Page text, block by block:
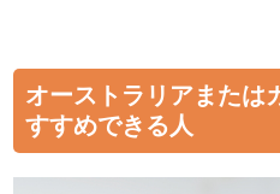
オーストラリアまたは
すすめできる人